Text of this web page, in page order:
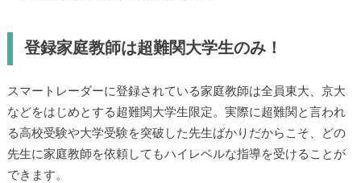
登録家庭教師は超難関大学生のみ！
スマートレーダーに登録されている家庭教師は全員東大、京大
などをはじめとする超難関大学生限定。実際に超難関と言われ
る高校受験や大学受験を突破した先生ばかりだからこそ、どの
先生に家庭教師を依頼してもハイレベルな指導を受けることが
できます。